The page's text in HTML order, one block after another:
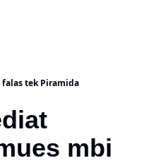
tek Piramida
mbi